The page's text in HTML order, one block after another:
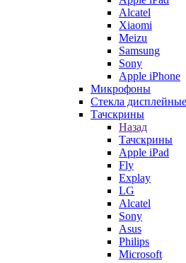
Alcatel
Xiaomi
Meizu
Samsung
Sony
Apple iPhone
Микрофоны
Стекла дисплейные
Тачскрины
Назад
Тачскрины
Apple iPad
Fly
Explay
LG
Alcatel
Sony
Asus
Philips
Microsoft